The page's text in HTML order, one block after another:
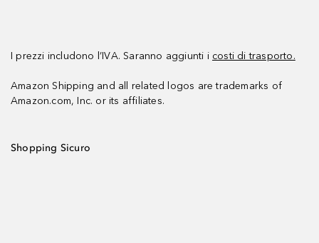
I prezzi includono l’IVA. Saranno aggiunti i costi di trasporto.
Amazon Shipping and all related logos are trademarks of
Amazon.com, Inc. or its affiliates.
Shopping Sicuro